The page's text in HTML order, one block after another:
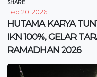
SHARE
Feb 20, 2026
HUTAMA KARYA
IKN 100%, GELAR
RAMADHAN 2026